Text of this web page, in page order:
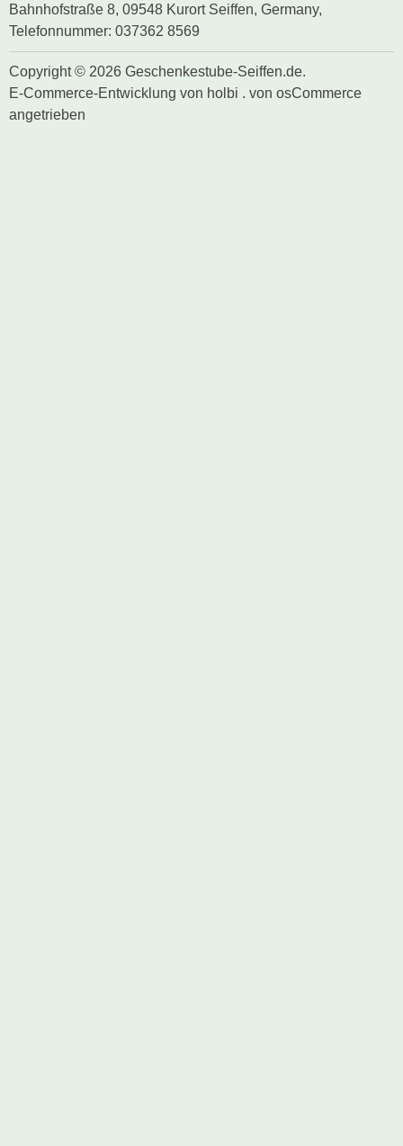
Copyright © 2026 Geschenkestube-Seiffen.de.
E-Commerce-Entwicklung von holbi . von osCommerce
angetrieben
Bahnhofstraße 8, 09548 Kurort Seiffen, Germany,
Telefonnummer: 037362 8569